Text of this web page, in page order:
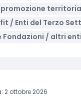
promozione
/ Enti del Terzo
Fondazioni / altri enti
2 ottobre 2026